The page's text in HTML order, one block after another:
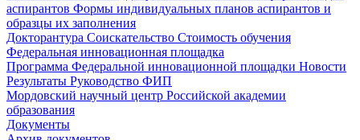
аспирантов Формы индивидуальных планов аспирантов и
образцы их заполнения
Докторантура Соискательство Стоимость обучения
Федеральная инновационная площадка
Программа Федеральной инновационной площадки Новости
Результаты Руководство ФИП
Мордовский научный центр Российской академии
образования
Документы